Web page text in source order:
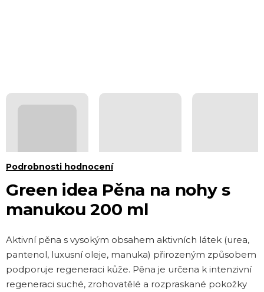
Green idea Pěna na nohy s
manukou 200 ml
Průměrné
produktu
je
z 5
hvězdiček.
Podrobnosti hodnocení
Aktivní pěna s vysokým obsahem aktivních látek (urea,
pantenol, luxusní oleje, manuka) přirozeným způsobem
podporuje regeneraci kůže. Pěna je určena k intenzivní
regeneraci suché, zrohovatělé a rozpraskané pokožky